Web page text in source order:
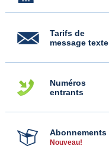
Tarifs de
message texte
Numéros
entrants
Abonnements
Nouveau!